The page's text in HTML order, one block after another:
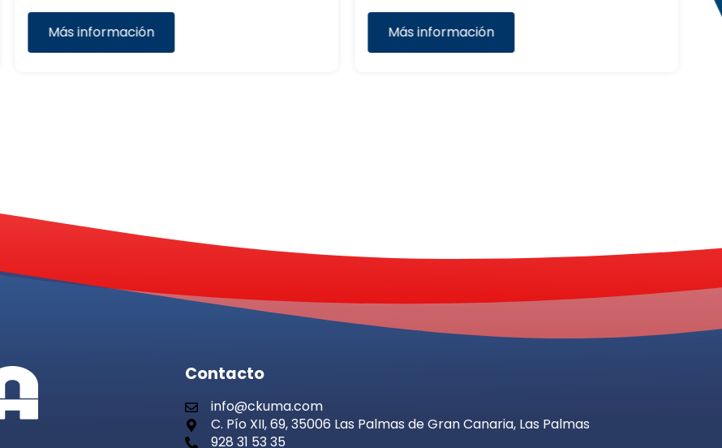
Más información Más información
Contacto
info@ckuma.com
C. Pío XII, 69, 35006 Las Palmas de Gran Canaria, Las Palmas
928 31 53 35